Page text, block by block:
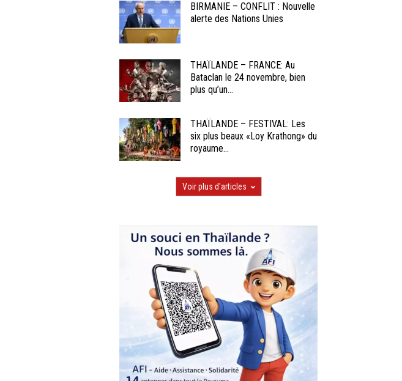
BIRMANIE – CONFLIT : Nouvelle
alerte des Nations Unies
THAÏLANDE – FRANCE: Au
Bataclan le 24 novembre, bien
plus qu’un...
THAÏLANDE – FESTIVAL: Les
six plus beaux «Loy Krathong» du
royaume...
Voir plus d'articles